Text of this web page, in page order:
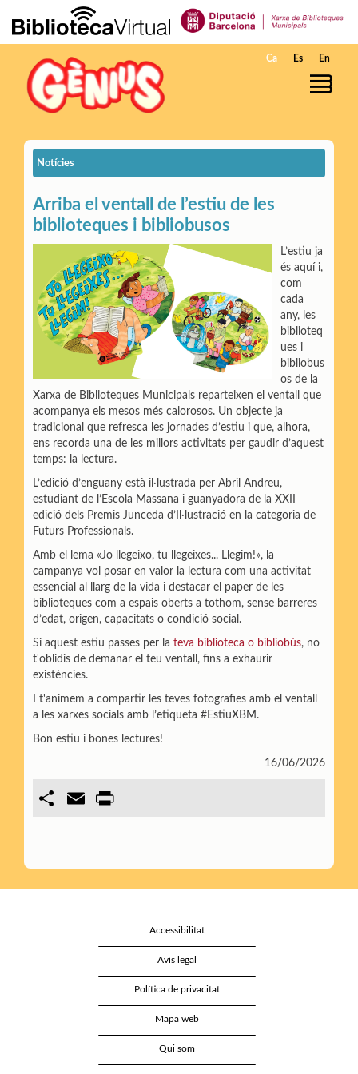
Salta al contingut principal
Ca Es En
Notícies
Arriba el ventall de l’estiu de les
biblioteques i bibliobusos
L’estiu ja
és aquí i,
com
cada
any, les
biblioteq
ues i
bibliobus
os de la
Xarxa de Biblioteques Municipals reparteixen el ventall que
acompanya els mesos més calorosos. Un objecte ja
tradicional que refresca les jornades d’estiu i que, alhora,
ens recorda una de les millors activitats per gaudir d’aquest
temps: la lectura.
L’edició d’enguany està il·lustrada per Abril Andreu,
estudiant de l’Escola Massana i guanyadora de la XXII
edició dels Premis Junceda d’Il·lustració en la categoria de
Futurs Professionals.
Amb el lema «Jo llegeixo, tu llegeixes... Llegim!», la
campanya vol posar en valor la lectura com una activitat
essencial al llarg de la vida i destacar el paper de les
biblioteques com a espais oberts a tothom, sense barreres
d’edat, origen, capacitats o condició social.
Si aquest estiu passes per la teva biblioteca o bibliobús, no
t'oblidis de demanar el teu ventall, fins a exhaurir
existències.
I t'animem a compartir les teves fotografies amb el ventall
a les xarxes socials amb l’etiqueta #EstiuXBM.
Bon estiu i bones lectures!
16/06/2026
t
m
Accessibilitat
Avís legal
Política de privacitat
Mapa web
Qui som